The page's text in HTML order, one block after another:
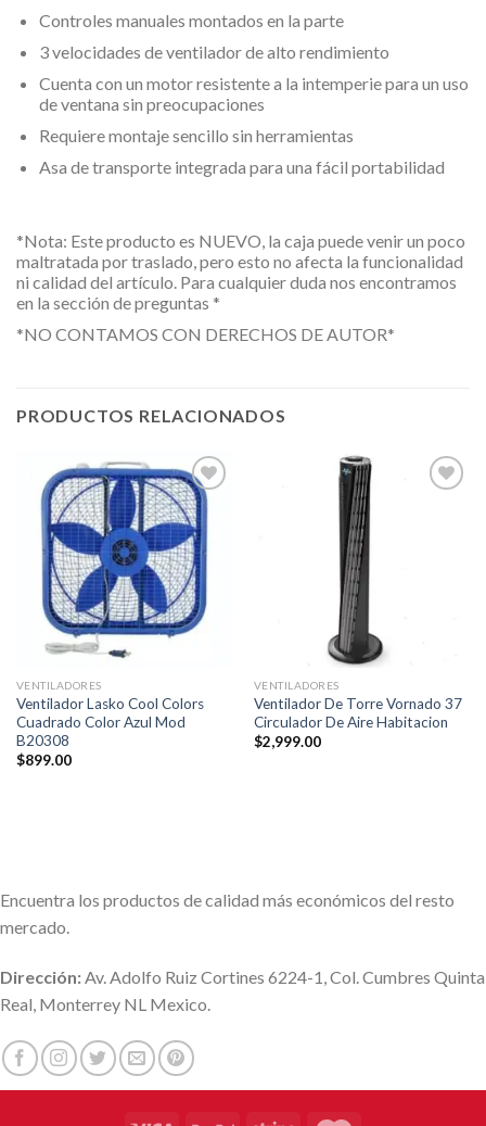
Controles manuales montados en la parte
3 velocidades de ventilador de alto rendimiento
Cuenta con un motor resistente a la intemperie para un uso
de ventana sin preocupaciones
Requiere montaje sencillo sin herramientas
Asa de transporte integrada para una fácil portabilidad
*Nota: Este producto es NUEVO, la caja puede venir un poco
maltratada por traslado, pero esto no afecta la funcionalidad
ni calidad del artículo. Para cualquier duda nos encontramos
en la sección de preguntas *
*NO CONTAMOS CON DERECHOS DE AUTOR*
PRODUCTOS RELACIONADOS
Añadir
a la
lista de
deseos
VENTILADORES
Ventilador Lasko Cool Colors
Cuadrado Color Azul Mod
B20308
$899.00
VENTILADORES
Ventilador De Torre Vornado 37
Circulador De Aire Habitacion
$2,999.00
Encuentra los productos de calidad más económicos del resto
mercado.
Dirección: Av. Adolfo Ruiz Cortines 6224-1, Col. Cumbres Quinta
Real, Monterrey NL Mexico.